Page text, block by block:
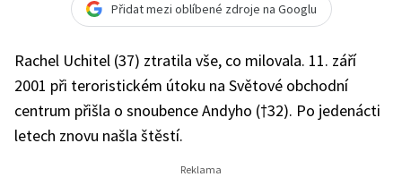
Přidat mezi oblíbené zdroje na Googlu
Rachel Uchitel (37) ztratila vše, co milovala. 11. září
2001 při teroristickém útoku na Světové obchodní
centrum přišla o snoubence Andyho (†32). Po jedenácti
letech znovu našla štěstí.